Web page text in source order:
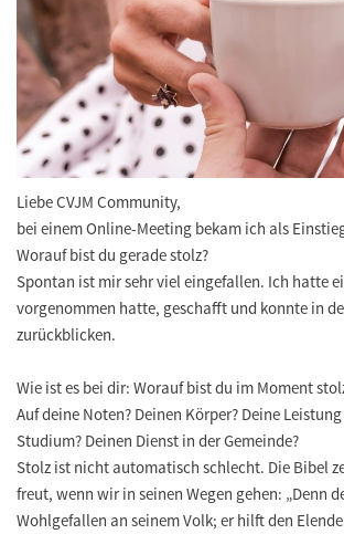
Liebe CVJM Community,
bei einem Online-Meeting bekam ich als
Worauf bist du gerade stolz?
Spontan ist mir sehr viel eingefallen. Ich hatte
vorgenommen hatte, geschafft und konnte in
zurückblicken.
Wie ist es bei dir: Worauf bist du im Moment
Auf deine Noten? Deinen Körper? Deine
Studium? Deinen Dienst in der Gemeinde?
Stolz ist nicht automatisch schlecht. Die Bibel
freut, wenn wir in seinen Wegen gehen: „Denn
Wohlgefallen an seinem Volk; er hilft den